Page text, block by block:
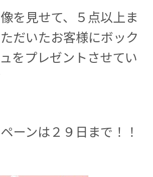
を見せて、５点以上ま
だいたお客様にボック
をプレゼントさせてい
ーンは２９日まで！！